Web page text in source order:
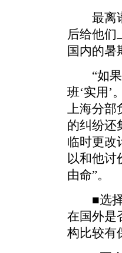
最离谱
后给他们
国内的暑
“如果
班‘实用’
上海分
的纠纷还
临时更改
以和他讨
由命”。
■选择
在国外是
构比较有